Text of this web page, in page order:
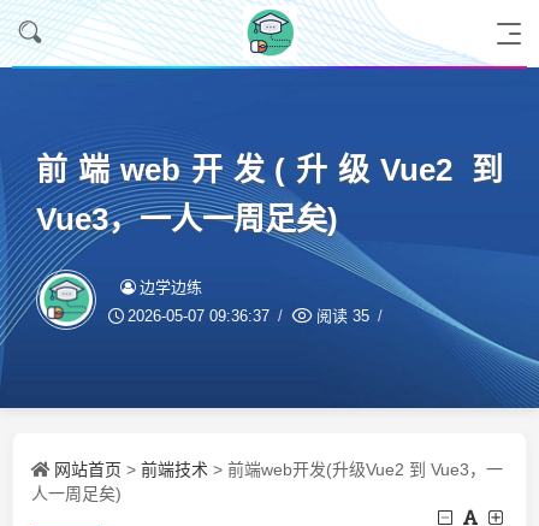
前端web开发(升级Vue2 到
Vue3，一人一周足矣)
边学边练
2026-05-07 09:36:37 阅读 35
网站首页 > 前端技术 > 前端web开发(升级Vue2 到 Vue3，一
人一周足矣)